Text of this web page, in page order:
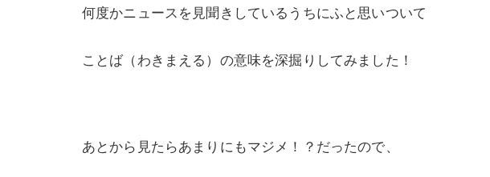
何度かニュースを見聞きしているうちにふと思いついて
ことば（わきまえる）の意味を深掘りしてみました！
あとから見たらあまりにもマジメ！？だったので、